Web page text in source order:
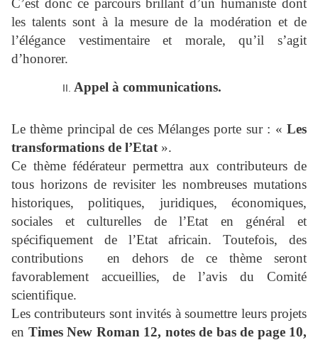
C’est donc ce parcours brillant d’un humaniste dont
les talents sont à la mesure de la modération et de
l’élégance vestimentaire et morale, qu’il s’agit
d’honorer.
Appel à communications.
Le thème principal de ces Mélanges porte sur : « Les
transformations de l’Etat ».
Ce thème fédérateur permettra aux contributeurs de
tous horizons de revisiter les nombreuses mutations
historiques, politiques, juridiques, économiques,
sociales et culturelles de l’Etat en général et
spécifiquement de l’Etat africain. Toutefois, des
contributions en dehors de ce thème seront
favorablement accueillies, de l’avis du Comité
scientifique.
Les contributeurs sont invités à soumettre leurs projets
en Times New Roman 12, notes de bas de page 10,